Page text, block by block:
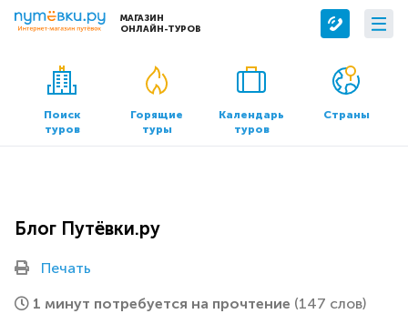
МАГАЗИН
ОНЛАЙН-ТУРОВ
Сервисы
Бронирование отелей
Трансфер
О компании
О нас
Контакты
Офисы продаж
Поиск
туров
Горящие
туры
Календарь
туров
Страны
Блог Путёвки.ру
Печать
1 минут потребуется на прочтение (147 слов)